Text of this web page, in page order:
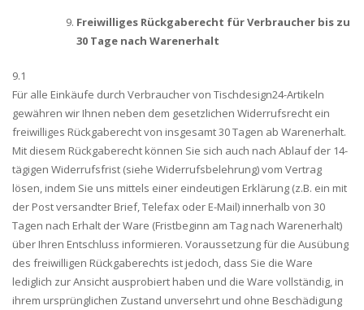
Freiwilliges Rückgaberecht für Verbraucher bis zu
30 Tage nach Warenerhalt
9.1
Für alle Einkäufe durch Verbraucher von Tischdesign24-Artikeln
gewähren wir Ihnen neben dem gesetzlichen Widerrufsrecht ein
freiwilliges Rückgaberecht von insgesamt 30 Tagen ab Warenerhalt.
Mit diesem Rückgaberecht können Sie sich auch nach Ablauf der 14-
tägigen Widerrufsfrist (siehe Widerrufsbelehrung) vom Vertrag
lösen, indem Sie uns mittels einer eindeutigen Erklärung (z.B. ein mit
der Post versandter Brief, Telefax oder E-Mail) innerhalb von 30
Tagen nach Erhalt der Ware (Fristbeginn am Tag nach Warenerhalt)
über Ihren Entschluss informieren. Voraussetzung für die Ausübung
des freiwilligen Rückgaberechts ist jedoch, dass Sie die Ware
lediglich zur Ansicht ausprobiert haben und die Ware vollständig, in
ihrem ursprünglichen Zustand unversehrt und ohne Beschädigung